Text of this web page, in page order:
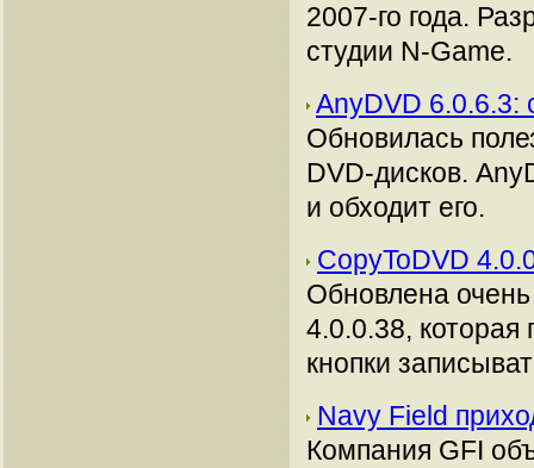
2007-го года.
студии N-Game.
AnyDVD
Обновилась
DVD-дисков.
и обходит его.
CopyToDVD
Обновлена
4.0.0.38, которая
кнопки
Navy Field
Компания GFI